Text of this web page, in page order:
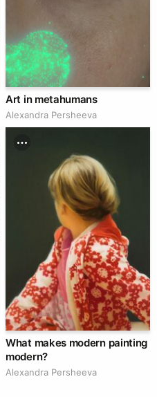
Art in metahumans
Alexandra Persheeva
What makes modern painting
modern?
Alexandra Persheeva